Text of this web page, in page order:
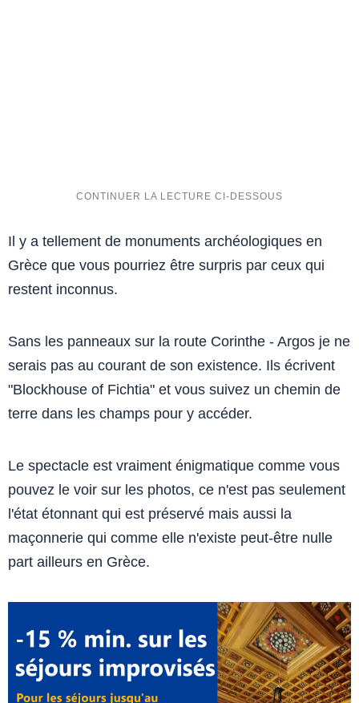
Il y a tellement de monuments archéologiques en
Grèce que vous pourriez être surpris par ceux qui
restent inconnus.
Sans les panneaux sur la route Corinthe - Argos je ne
serais pas au courant de son existence. Ils écrivent
"Blockhouse of Fichtia" et vous suivez un chemin de
terre dans les champs pour y accéder.
Le spectacle est vraiment énigmatique comme vous
pouvez le voir sur les photos, ce n'est pas seulement
l'état étonnant qui est préservé mais aussi la
maçonnerie qui comme elle n'existe peut-être nulle
part ailleurs en Grèce.